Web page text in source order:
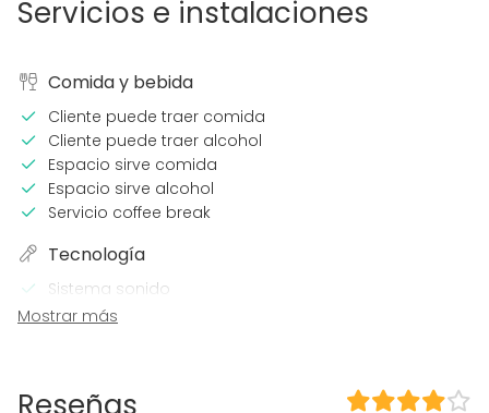
Servicios e instalaciones
Comida y bebida
Cliente puede traer comida
Cliente puede traer alcohol
Espacio sirve comida
Espacio sirve alcohol
Servicio coffee break
Tecnología
Sistema sonido
Proyector / Pantalla
Calefacción
Mostrar más